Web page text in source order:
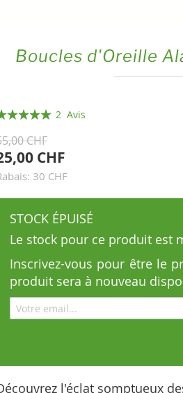
Boucles d'Oreille
2 Avis
CHF
CHF
30 CHF
STOCK ÉPUISÉ
Le stock pour ce produit est
Inscrivez-vous pour être le
produit sera à nouveau
l'éclat somptueux